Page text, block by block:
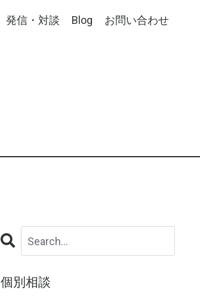
発信・対談 Blog お問い合わせ
個別相談